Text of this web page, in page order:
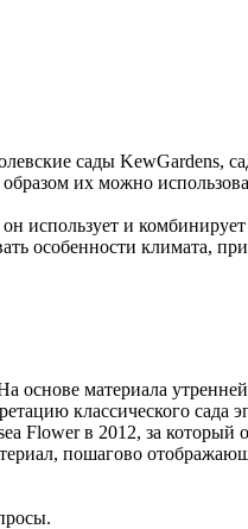
сады KewGardens,
их можно
использует и
особенности климата,
основе материала
классического сада
Flower в 2012, за который
пошагово